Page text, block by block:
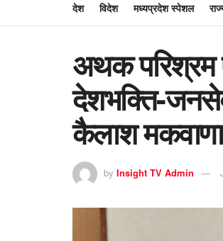
देश विदेश मध्यप्रदेश स्पेशल
अथक परिश्रम
देशभक्ति-
कैलाश मकवाणा
by Insight TV Admin